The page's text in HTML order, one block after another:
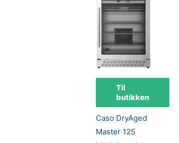
Til
butikken
Caso DryAged
Master 125